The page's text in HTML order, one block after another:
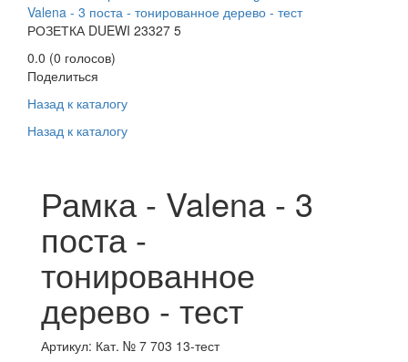
Valena - 3 поста - тонированное дерево - тест
РОЗЕТКА DUEWI 23327 5
0.0 (0 голосов)
Поделиться
Назад к каталогу
Назад к каталогу
Рамка - Valena - 3
поста -
тонированное
дерево - тест
Артикул: Кат. № 7 703 13-тест